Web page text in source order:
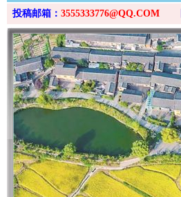
投稿邮箱： 3555333776@QQ.COM